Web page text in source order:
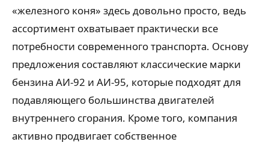
«железного коня» здесь довольно просто, ведь
ассортимент охватывает практически все
потребности современного транспорта. Основу
предложения составляют классические марки
бензина АИ-92 и АИ-95, которые подходят для
подавляющего большинства двигателей
внутреннего сгорания. Кроме того, компания
активно продвигает собственное